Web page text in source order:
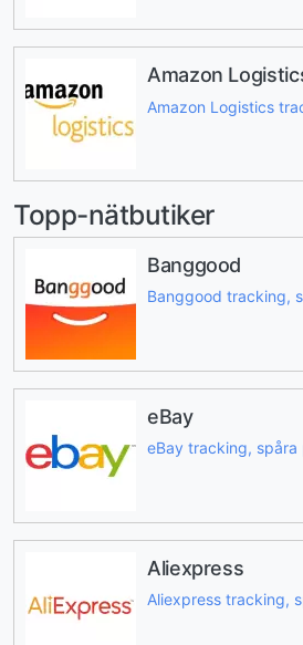
Amazon
Amazon Logistics
Topp-nätbutiker
Banggood
Banggood tracking,
eBay
eBay tracking, spåra
Aliexpress
Aliexpress tracking,